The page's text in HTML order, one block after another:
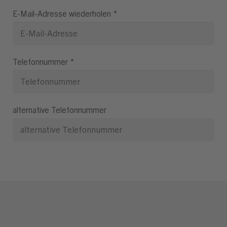
E-Mail-Adresse wiederholen *
Telefonnummer *
alternative Telefonnummer